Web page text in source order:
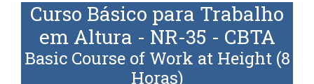
Curso Básico para Trabalho
em Altura - NR-35 - CBTA
Basic Course of Work at Height (8
Horas)